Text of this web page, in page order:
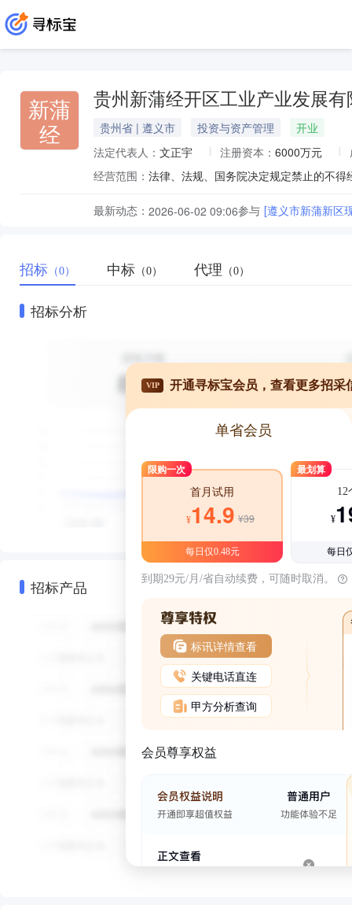
新蒲
经
贵州新蒲经开区工业产业发展有
贵州省 | 遵义市 投资与资产管理
开业
法定代表人： 文正宇 注册资本： 6000万元
经营范围：
最新动态： 2026-06-02 09:06参与 [遵义市新蒲新区
招标 （0） 中标 （0） 代理 （0）
招标分析
招标产品
VIP 开通寻标宝会员，查看更多招采
单省会员
限购一次
首月试用
¥14.9 ¥39
每日仅0.48元
最划算
12
¥
每日
到期29元/月/省自动续费，可随时取消。
标讯详情查看
关键电话直连
甲方分析查询
会员尊享权益